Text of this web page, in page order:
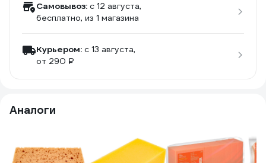
Самовывоз: c 12 августа,
бесплатно, из 1 магазина
Курьером: c 13 августа,
от 290 ₽
Аналоги